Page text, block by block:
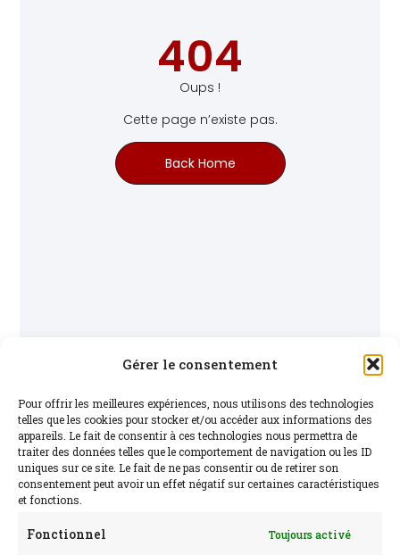
Gérer le consentement
Pour offrir les meilleures expériences, nous utilisons des technologies
telles que les cookies pour stocker et/ou accéder aux informations des
appareils. Le fait de consentir à ces technologies nous permettra de
traiter des données telles que le comportement de navigation ou les ID
uniques sur ce site. Le fait de ne pas consentir ou de retirer son
consentement peut avoir un effet négatif sur certaines caractéristiques
et fonctions.
Fonctionnel Toujours activé
404
Oups !
Cette page n’existe pas.
Back Home